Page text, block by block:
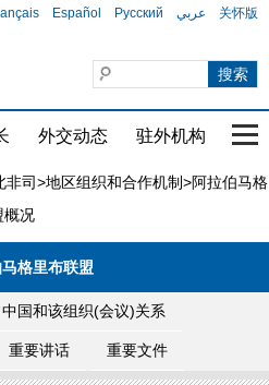
Español Русский عربي 关怀版
外交动态 驻外机构 国
非司>地区组织和合作机制>阿拉伯马格
概况
格里布联盟
中国和该组织(会议)关系
重要讲话 重要文件